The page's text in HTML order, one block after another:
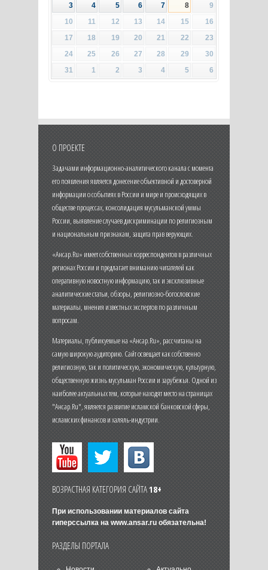
3
4 5 6 7 8
9
10
11 12 13 14 15
16
17
18 19 20 21 22
23
24
25 26 27 28 29
30
31
1 2 3 4 5 6
О ПРОЕКТЕ
Задачами информационно-аналитического канала с момента
его появления является донесение объективной и достоверной
информации о событиях в России и мире и происходящих в
обществе процессах, консолидация мусульманской уммы
России, выявление случаев дискриминации по религиозным
и национальным признакам, защита прав верующих.
«Ансар.Ru» имеет собственных корреспондентов в различных
регионах России и предлагает вниманию читателей как
оперативную новостную информацию, так и эксклюзивные
аналитические статьи, обзоры, религиозно-богословские
материалы, мнения известных экспертов по различным
вопросам.
Материалы, публикуемые на «Ансар.Ru», рассчитаны на
самую широкую аудиторию. Сайт освещает как собственно
религиозную, так и политическую, экономическую, культурную,
общественную жизнь мусульман России и зарубежья. Одной из
наиболее актуальных тем, которые находят место на страницах
"Ансар.Ru", является развитие исламской банковской сферы,
исламских финансов и халяль-индустрии.
ВОЗРАСТНАЯ КАТЕГОРИЯ САЙТА18+
При использовании материалов сайта
гиперссылка на www.ansar.ruобязательна!
РАЗДЕЛЫ ПОРТАЛА